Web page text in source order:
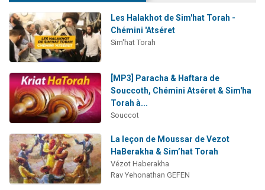
Les Halakhot de Sim'hat Torah -
Chémini 'Atséret
Sim'hat Torah
[MP3] Paracha & Haftara de
Souccoth, Chémini Atséret & Sim'ha
Torah à...
Souccot
La leçon de Moussar de Vezot
HaBerakha & Sim’hat Torah
Vézot Haberakha
Rav Yehonathan GEFEN